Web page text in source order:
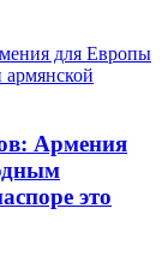
Армения
это